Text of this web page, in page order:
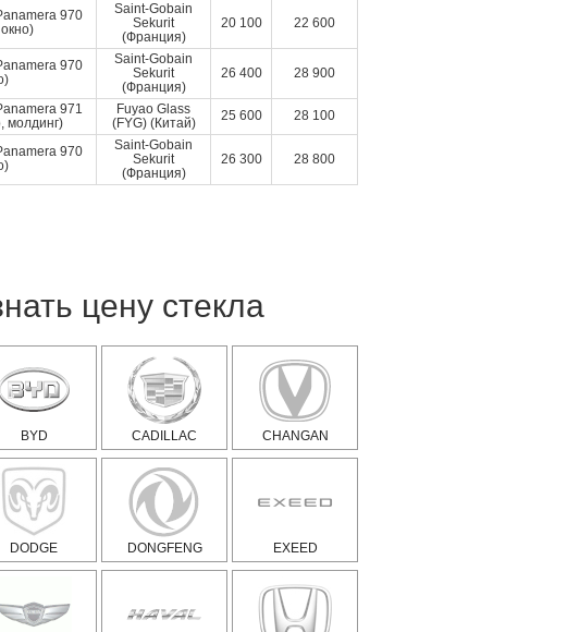
970
Saint-Gobain
Sekurit
(Франция)
20 100 22 600
970
Saint-Gobain
Sekurit
(Франция)
26 400 28 900
971
молдинг)
Fuyao Glass
(FYG) (Китай)
25 600 28 100
970
Saint-Gobain
Sekurit
(Франция)
26 300 28 800
цену стекла
BYD CADILLAC CHANGAN
DODGE DONGFENG EXEED